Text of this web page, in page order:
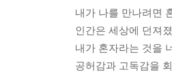
내가 나를 만나려면
인간은 세상에 던져
내가 혼자라는 것을
공허감과 고독감을